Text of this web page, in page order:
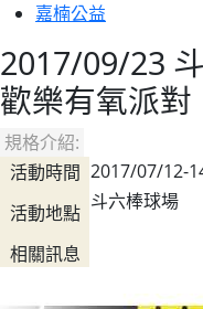
嘉楠公益
2017/09/23
歡樂有氧派對
規格介紹:
活動時間 2017/07/12-
活動地點 斗六棒球場
相關訊息